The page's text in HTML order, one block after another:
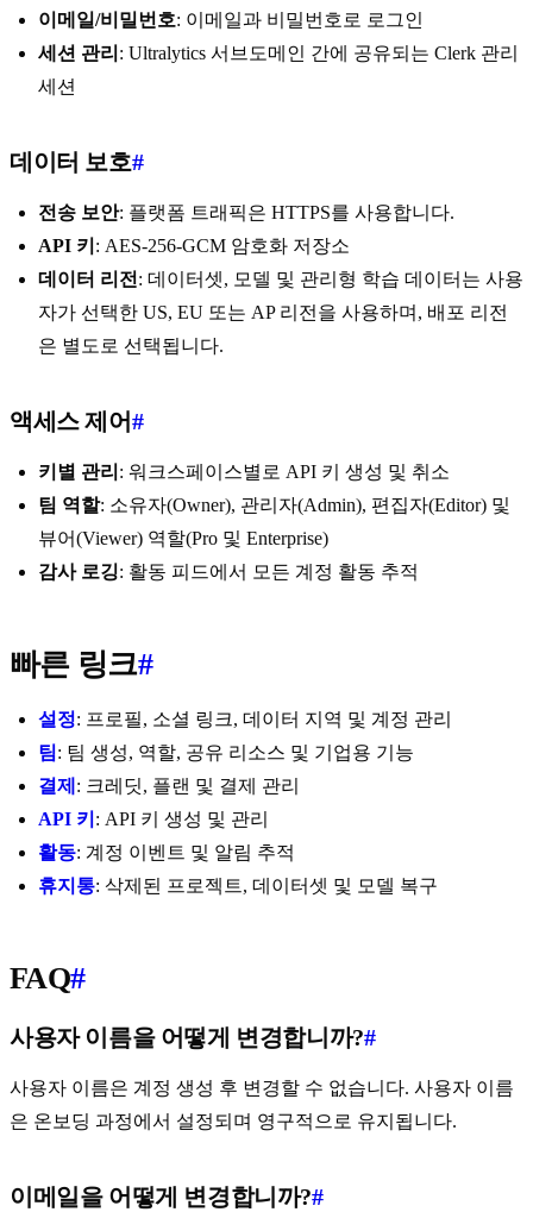
이메일/비밀번호: 이메일과 비밀번호로 로그인
세션 관리 : Ultralytics 서브도메인 간에 공유되는 Clerk 관리
세션
데이터 보호#
전송 보안: 플랫폼 트래픽은 HTTPS를 사용합니다.
API 키 : AES-256-GCM 암호화 저장소
데이터 리전 : 데이터셋, 모델 및 관리형 학습 데이터는 사용
자가 선택한 US, EU 또는 AP 리전을 사용하며, 배포 리전
은 별도로 선택됩니다.
액세스 제어#
키별 관리 : 워크스페이스별로 API 키 생성 및 취소
팀 역할: 소유자(Owner), 관리자(Admin), 편집자(Editor) 및
뷰어(Viewer) 역할(Pro 및 Enterprise)
감사 로깅: 활동 피드에서 모든 계정 활동 추적
빠른 링크#
설정: 프로필, 소셜 링크, 데이터 지역 및 계정 관리
팀: 팀 생성, 역할, 공유 리소스 및 기업용 기능
결제 : 크레딧, 플랜 및 결제 관리
API 키 : API 키 생성 및 관리
활동: 계정 이벤트 및 알림 추적
휴지통: 삭제된 프로젝트, 데이터셋 및 모델 복구
FAQ#
사용자 이름을 어떻게 변경합니까?#
사용자 이름은 계정 생성 후 변경할 수 없습니다. 사용자 이름
은 온보딩 과정에서 설정되며 영구적으로 유지됩니다.
이메일을 어떻게 변경합니까?#